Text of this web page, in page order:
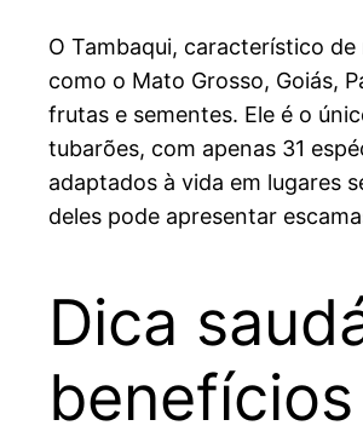
O Tambaqui, característico
como o Mato Grosso, Goiás,
frutas e sementes. Ele é o
tubarões, com apenas 31
adaptados à vida em lugares
deles pode apresentar
Dica
benefícios